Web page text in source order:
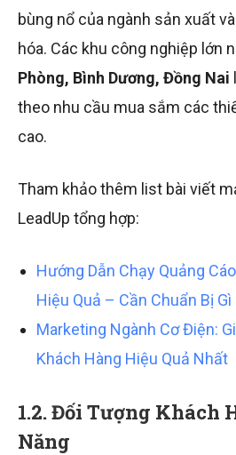
bùng nổ của ngành sản xuất
hóa. Các khu công nghiệp lớn
Phòng, Bình Dương, Đồng Nai
theo nhu cầu mua sắm các
cao.
Tham khảo thêm list bài viết
LeadUp tổng hợp:
Hướng Dẫn Chạy Quảng
Hiệu Quả – Cần Chuẩn Bị
Marketing Ngành Cơ Điện:
Khách Hàng Hiệu Quả Nhất
1.2. Đối Tượng Khách
Năng